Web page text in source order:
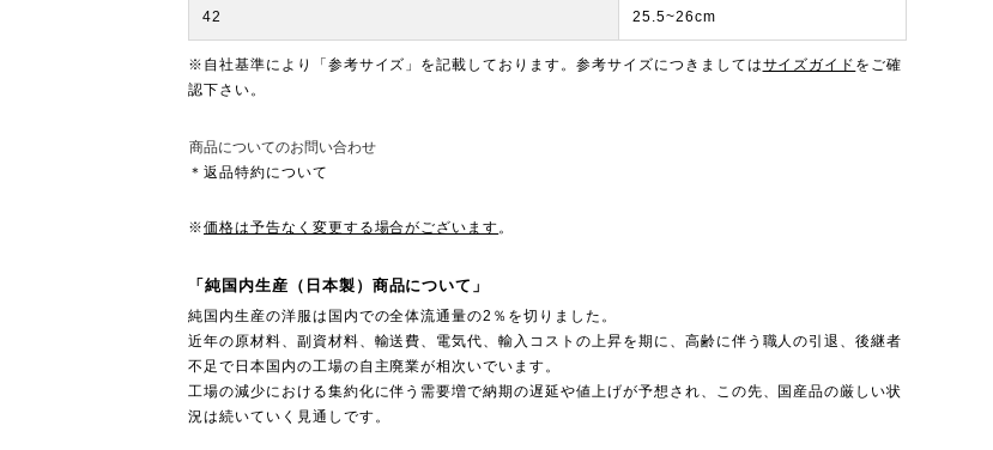
42 25.5~26cm
※自社基準により「参考サイズ」を記載しております。参考サイズにつきましてはサイズガイド をご確
認下さい。
商品についてのお問い合わせ
＊返品特約について
※価格は予告なく変更する場合がございます。
「純国内生産（日本製）商品について」
純国内生産の洋服は国内での全体流通量の2％を切りました。
近年の原材料、副資材料、輸送費、電気代、輸入コストの上昇を期に、高齢に伴う職人の引退、後継者
不足で日本国内の工場の自主廃業が相次いでいます。
工場の減少における集約化に伴う需要増で納期の遅延や値上げが予想され、この先、国産品の厳しい状
況は続いていく見通しです。